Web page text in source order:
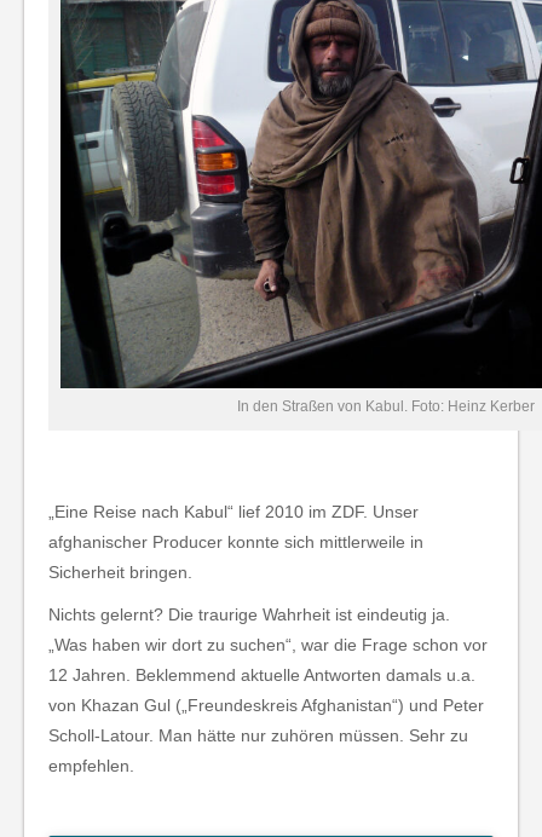
In den Straßen von Kabul. Foto: Heinz Kerber
„Eine Reise nach Kabul“ lief 2010 im ZDF. Unser
afghanischer Producer konnte sich mittlerweile in
Sicherheit bringen.
Nichts gelernt? Die traurige Wahrheit ist eindeutig ja.
„Was haben wir dort zu suchen“, war die Frage schon vor
12 Jahren. Beklemmend aktuelle Antworten damals u.a.
von Khazan Gul („Freundeskreis Afghanistan“) und Peter
Scholl-Latour. Man hätte nur zuhören müssen. Sehr zu
empfehlen.